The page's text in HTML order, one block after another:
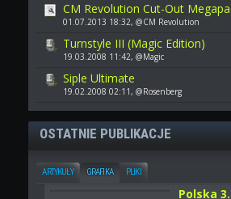
CM Revolution Cut-Out
01.07.2013 18:32, @CM Revolution
Turnstyle III (Magic Edition)
19.03.2008 11:42, @Magic
Siple Ultimate
19.02.2008 02:11, @Rosenberg
OSTATNIE PUBLIKACJE
ARTYKUŁY GRAFIKA PLIKI
Polska